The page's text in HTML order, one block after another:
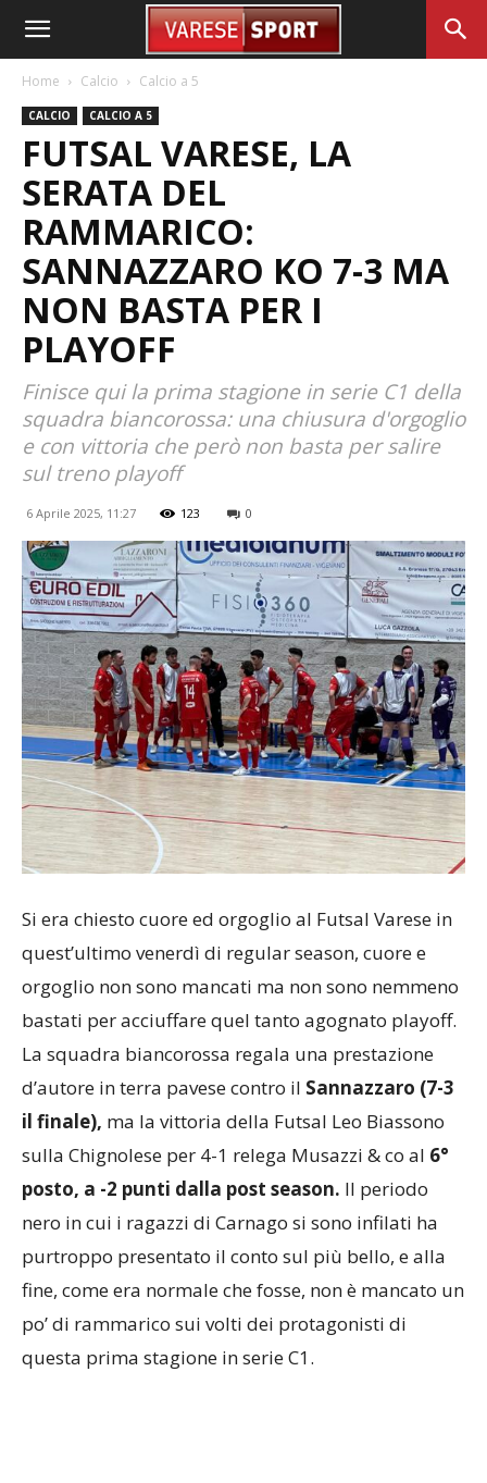
Home Calcio Calcio a 5
CALCIO CALCIO A 5
FUTSAL VARESE, LA
SERATA DEL
RAMMARICO:
SANNAZZARO KO 7-3 MA
NON BASTA PER I
PLAYOFF
Finisce qui la prima stagione in serie C1 della
squadra biancorossa: una chiusura d'orgoglio
e con vittoria che però non basta per salire
sul treno playoff
6 Aprile 2025, 11:27 123 0
Si era chiesto cuore ed orgoglio al Futsal Varese in
quest’ultimo venerdì di regular season, cuore e
orgoglio non sono mancati ma non sono nemmeno
bastati per acciuffare quel tanto agognato playoff.
La squadra biancorossa regala una prestazione
d’autore in terra pavese contro il Sannazzaro (7-3
il finale), ma la vittoria della Futsal Leo Biassono
sulla Chignolese per 4-1 relega Musazzi & co al 6°
posto, a -2 punti dalla post season. Il periodo
nero in cui i ragazzi di Carnago si sono infilati ha
purtroppo presentato il conto sul più bello, e alla
fine, come era normale che fosse, non è mancato un
po’ di rammarico sui volti dei protagonisti di
questa prima stagione in serie C1.